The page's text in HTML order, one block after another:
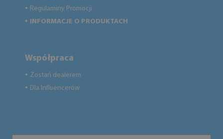
● Regulaminy Promocji
● INFORMACJE O PRODUKTACH
Współpraca
● Zostań dealerem
● Dla Influencerów